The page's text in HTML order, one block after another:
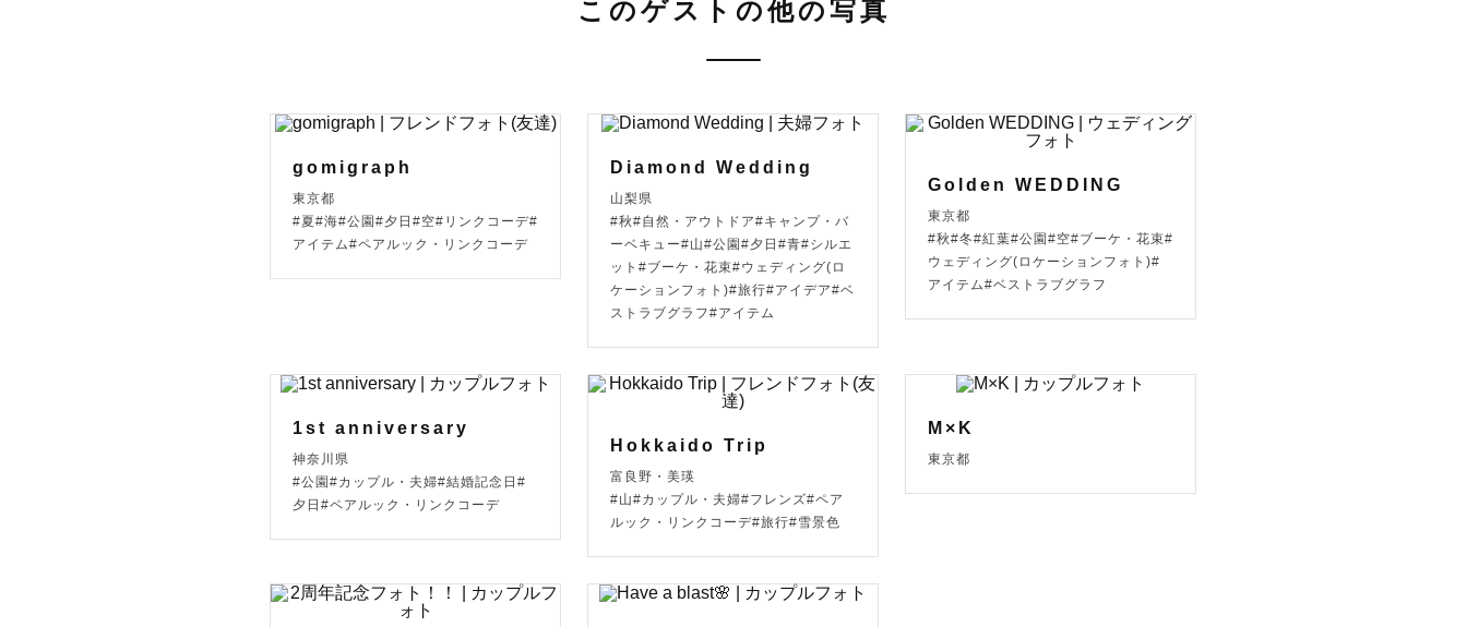
- ウェディング認定カメラマン
はじめまして☀︎ 北海道・旭川市在住でLovegraphカメラマンとして活動して
いる"のむ"です！ラブグラフに所属してまもなく９年目になります。
◎本職にて認定こども園勤務１３年目になりました！お子様の撮影もお任せく
旭川・美瑛・富良野・北竜町など対応可能です！
別途交通費をいただければ、帯広などの撮影エリア外でも撮影に参りますので
💬【 旭川や美瑛・富良野の景色で撮るならこちら！ 】
6月中旬→ルピナス畑
このゲストの他の写真
gomigraph
東京都
#夏#海#公園#夕日#空#リンクコーデ#
アイテム#ペアルック・リンクコーデ
Diamond Wedding
山梨県
#秋#自然・アウトドア#キャンプ・バ
ーベキュー#山#公園#夕日#青#シルエ
ット#ブーケ・花束#ウェディング(ロ
ケーションフォト)#旅行#アイデア#ベ
ストラブグラフ#アイテム
Golden WEDDING
東京都
#秋#冬#紅葉#公園#空#ブーケ・花束#
ウェディング(ロケーションフォト)#
アイテム#ベストラブグラフ
1st anniversary
神奈川県
#公園#カップル・夫婦#結婚記念日#
夕日#ペアルック・リンクコーデ
Hokkaido Trip
富良野・美瑛
#山#カップル・夫婦#フレンズ#ペア
ルック・リンクコーデ#旅行#雪景色
M×K
東京都